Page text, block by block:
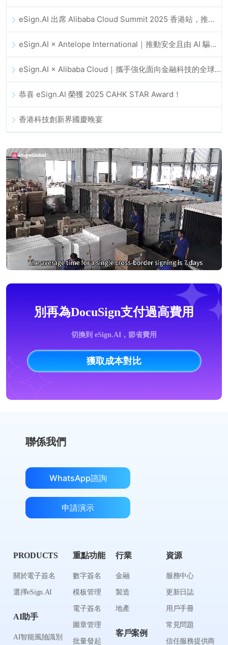
eSign.AI 出席 Alibaba Cloud Summit 2025 香港站，推動 AI 驅動的雲端創新與數位信任發展
eSign.AI × Antelope International｜推動安全且由 AI 驅動的數位化工作流程
eSign.AI × Alibaba Cloud｜攜手強化面向金融科技的全球數位信任
恭喜 eSign.AI 榮獲 2025 CAHK STAR Award！
香港科技創新界國慶晚宴
別再為DocuSign支付過高費用
切換到 eSign.AI，節省費用
獲取成本對比
聯係我們
WhatsApp諮詢
申請演示
PRODUCTS
關於電子簽名
選擇eSign.AI
AI助手
AI智能風險識別
重點功能
數字簽名
模板管理
電子簽名
圖章管理
批量發起
行業
金融
製造
地產
客戶案例
資源
服務中心
更新日誌
用戶手冊
常見問題
信任服務提供商